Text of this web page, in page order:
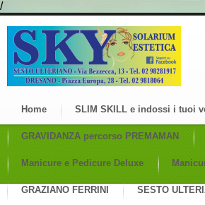
/
Home SLIM SKILL e indossi i tuoi
GRAVIDANZA percorso PREMAMAN
Manicure e Pedicure Deluxe
GRAZIANO FERRINI SESTO